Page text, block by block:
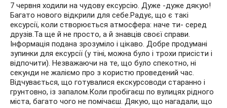
7 червня ходили на чудову ексурсію. Дуже -дуже дякую!
Багато нового відкрили для себе.Радує, що є такі
ексурсії, коли створюється атмосфера: наче ти- серед
друзів.Та ще й не просто, а й знавців своєї справи.
Інформація подана зрозуміло і цікаво. Добре продумані
зупинки для ексурсії (у тіні, можна було і трохи присісти і
відпочити). Незважаючи на те, що було спекотно, ні
секунди не жаліємо про з користю проведений час.
Відчувається, що готувалися екскурсоводи старанно і
грунтовно, із запалом.Коли пробігаєш по вулицях рідного
міста, багато чого не помічаєш. Дякую, що нагадали, що